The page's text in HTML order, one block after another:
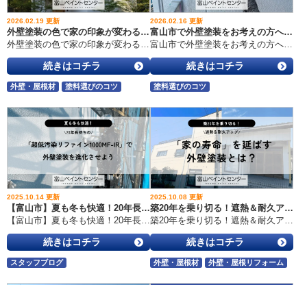
2026.02.19 更新
外壁塗装の色で家の印象が変わる！グレー・ベージュ・白は汚れやすい？
外壁塗装の色で家の印象が変わる！グレー・ベージュ・白は汚れやすい？ こんにちは。富山市の外壁塗装・屋根工事・雨漏り専門店、富山ペイントセンターです！！いつもブログをお読みいただき、ありがとうございます。 富山市で外壁塗装を検討しているお客様の多くが、「グレー・ベージュ・白は汚れやすいのか知りたい」と悩んでいます。外壁塗装は10年から15年に1回の大きな工事です。外壁塗装の色選びで失敗すると、長い期間後悔が続きます。 この記事では、外壁塗装で人気のグレー・ベージュ・白の印象の違い、汚れやすさの比較、屋根との相性、実際の施工事例、色決めの手順まで詳しく解説します。 この記事を読むと、富山市の気候に合う外壁塗装の色が分かります。汚れにくい色の選び方も理解できます。 屋根塗装・外壁塗装を検討中の方はぜひ最後まで読んでみてください！ この記事を書いた人 中陳 武（ナカゼ タケシ） 富山ペイントセンター代表。外壁塗装・防水・雨漏り一筋30年以上の現場派社長です。防水施工技能士1級・雨漏り診断士として、富山の雪・湿気・寒暖差に本気で向き合ってきました。売るためより、“あとで後悔しない工事”を大切にしています。 2. 外壁塗装の色で家の印象はどう変わる？【外壁塗装 富山市 色選び】 外壁塗装は建物の第一印象を決めます。外壁塗装の色は面積が大きいため、見た目の印象に強く影響します。 グレーの外壁塗装が与える印象 グレーの外壁塗装は落ち着きと高級感を演出します。近年の新築住宅では、グレー系が増えています。富山市の住宅街でもモダン住宅の多くがグレーを選択しています。 グレーは白と黒の中間色です。グレーは光の反射を抑えます。グレーは重厚感を出します。 実際に富山市で外壁塗装を行ったお客様は、「新築のように見える」と感想を伝えてくれました。 ベージュの外壁塗装が与える印象 ベージュの外壁塗装は温かみを演出します。ベージュは日本の住宅に多い色です。ベージュは周囲の景観になじみます。 ベージュは無難な色という印象があります。ベージュは飽きにくい色でもあります。 富山市の分譲地ではベージュの外壁塗装が多く見られます。 白の外壁塗装が与える印象 白の外壁塗装は清潔感があります。白は明るさを強調します。白は家を大きく見せる効果があります。 しかし白は汚れが目立ちやすい色でもあります。白は雨だれの黒い筋が見えやすいです。 富山市の積雪地域では、白い外壁塗装は雪景色と相性が良いというメリットもあります。 3. 外壁塗装 グレー・ベージュ・白は汚れやすい？【外壁塗装 富山市 比較】 外壁塗装の色選びでは、汚れやすさが重要です。 外壁塗装が汚れる原因 外壁塗装が汚れる原因は雨だれ、カビ、コケ、排気ガスです。富山市は年間降水日数が多い地域です。富山市は湿気も多い地域です。そのため外壁塗装には汚れが付着しやすい環境です。 白の外壁塗装は汚れやすいのか 白の外壁塗装は汚れが目立ちやすいです。白は黒い汚れと対比が強くなります。雨だれの筋が目立ちます。 実際に富山市で白の外壁塗装を施工した住宅では、北面にコケが発生しました。北面は日当たりが悪いからです。 グレーの外壁塗装は汚れにくいのか グレーの外壁塗装は汚れが目立ちにくいです。グレーは中間色です。排気ガスの汚れと近い色です。 グレーは万能ではありません。明るすぎるグレーは雨だれが見えます。 ベージュの外壁塗装はバランス型 ベージュの外壁塗装は汚れが比較的目立ちにくいです。ベージュは土や砂の色に近いです。 富山市で外壁塗装を行った現場では、ベージュは10年経過後も美観が保たれていました。 4. 外壁塗装と屋根の相性【外壁塗装 富山市 屋根工事】 外壁塗装は屋根との組み合わせが重要です。屋根とのバランスが悪いと違和感が出ます。 屋根がブラックの場合の外壁塗装 ブラックの屋根にはグレーや白が合います。コントラストがはっきりします。 屋根がブラウンの場合の外壁塗装 ブラウンの屋根にはベージュが合います。統一感が出ます。 屋根工事と外壁塗装を同時に行うと足場代を1回分にできます。足場費用は約15万円から20万円です。費用削減にもつながります。 5. 外壁塗装の施工事例【外壁塗装 富山市 事例】 富山市で外壁塗装を行った実例を紹介します。 富山市 K様 外装改修工事 グレーの外壁塗装を選んだ住宅は築15年以上でした。塗り替え後は新築のような外観になりました。 射水市 M様 外壁塗装工事 ベージュの外壁塗装を選んだ住宅は築15年以上でした。落ち着いた印象になりました。 富山市 O様 外壁塗装 屋根塗装 白の外壁塗装を選んだ住宅は築20年でした。明るい印象に変わりました。 筆者は現場でお客様の笑顔を何度も見ています。外壁塗装は見た目だけでなく気持ちも変えます。 6. 外壁塗装の色決め手順【外壁塗装 富山市 カラーシミュレーション】 外壁塗装で後悔しないための手順を紹介します。 ① 汚れやすさを理解する② 屋根とのバランスを考える③ 周囲の景観を見る④ 面積効果を確認する⑤ カラーシミュレーションを行う カラーシミュレーションでは実際の住宅写真を使用します。色の失敗を防げます。 7. まとめ 外壁塗装の色選びは家の印象を大きく変えます。グレーは落ち着きがあります。ベージュは安心感があります。白は清潔感があります。 外壁塗装では富山市の気候も考慮する必要があります。屋根との相性も重要です。 色選びで迷った場合は専門店への相談が安心です。 富山市で外壁塗装・屋根工事・雨漏りをご検討されている方は、是非この記事を参考にしてください！富山市で外壁塗装・屋根工事・雨漏りなら富山ペイントセンターへおまかせください！
続きはコチラ
外壁・屋根材 塗料選びのコツ
2026.02.16 更新
富山市で外壁塗装をお考えの方へ｜塗装を長持ちさせる下地処理の重要性
富山市で外壁塗装をお考えの方へ｜塗装を長持ちさせる下地処理の重要性 こんにちは。富山市の外壁塗装・屋根工事・雨漏り専門店、富山ペイントセンターです！！いつもブログをお読みいただき、ありがとうございます。 富山市で外壁塗装を検討しているお客様に、まず質問があります。 「一番高い塗料を選べば安心」そのように考えていませんか？ 気持ちはよく分かります。外壁塗装は安い買い物ではありません。 しかし、外壁塗装を長持ちさせる本当のカギは塗料ではありません。 外壁塗装の寿命を左右するのは、下地処理の重要性です。 この記事では、富山市の気候を踏まえながら、外壁塗装を長持ちさせるために欠かせない下地処理について分かりやすく解説します。 外壁塗装で後悔したくない方、これから見積りを取ろうと考えている方、ぜひ最後まで読んでください。 この記事を書いた人 中陳 武（ナカゼ タケシ） 富山ペイントセンター代表。外壁塗装・防水・雨漏り一筋30年以上の現場派社長です。防水施工技能士1級・雨漏り診断士として、富山の雪・湿気・寒暖差に本気で向き合ってきました。売るためより、“あとで後悔しない工事”を大切にしています。 目次 富山市で外壁塗装を検討中の方が知っておくべき下地処理の重要性 外壁塗装の下地処理を怠ると起きる失敗事例 外壁塗装を長持ちさせる具体的な下地処理工程 富山市の気候と外壁塗装の関係 外壁塗装で失敗しない業者選びのポイント まとめ 1. 富山市で外壁塗装を検討中の方が知っておくべき下地処理の重要性 結論からお伝えします。 外壁塗装は下地処理で決まります。 大げさでは？と思う方もいるかもしれませんが、 どれだけ高性能な塗料を選んでも、下地処理が甘い外壁塗装は長持ちしません。 外壁塗装は色を塗る工事ではありません。塗料を外壁に密着させる工事です。 富山市は年間を通して湿度が高い地域です。冬は積雪があります。凍結と融解を繰り返す環境は、外壁にとって厳しい条件です。 その環境に耐えられる外壁塗装を実現するために、下地処理の重要性は非常に高いです。 2. 外壁塗装の下地処理を怠ると起きる失敗事例 少し本音を言います。 外壁塗装のトラブルの多くは、下地処理不足が原因です。 3年以内に剥がれるケース 富山市内で実際にあった事例です。 他社で外壁塗装を行った住宅で、施工から2年で塗膜が浮きました。原因は高圧洗浄不足でした。 汚れが残ったまま塗装を行うと、密着不良が起きます。 ひび割れが再発するケース クラック補修を十分に行わない外壁塗装は、ひび割れが再発します。 富山市は凍害地域です。水分が凍ると体積は約1.1倍になります。 小さなひび割れも広がります。 外壁塗装は見た目を整えるだけの工事ではありません。建物を守る工事です。 3. 外壁塗装を長持ちさせる具体的な下地処理工程 では、どのような下地処理が必要なのでしょうか。 高圧洗浄 150kgf/㎠前後の圧力で汚れや旧塗膜を除去します。洗浄不足は密着不良の原因です。 [caption id="attachment_2268" align="alignleft" width="300"] クラック（ひび割れ）[/caption] クラック補修 幅0.3mm以上のひび割れは補修が必要です。シーリング材や樹脂を使用します。 シーリング工事 シーリングの耐用年数は約10年です。外壁塗装と同時に打ち替えを行うことで、防水性能が向上します。 下塗り 下塗りは接着剤の役割を持ちます。外壁材に合った下塗り材を選定することが重要です。 外壁塗装は3回塗りが基本です。下塗り・中塗り・上塗りを丁寧に行うことで耐久性が高まります。 4. 富山市の気候と外壁塗装の関係 富山市は降水量が多い地域です。湿度が80％以上になる日もあります。 湿度が高い状態で外壁塗装を行うと、乾燥不良が起きやすくなります。 冬季施工では乾燥時間を通常の1.5倍確保します。 富山市で外壁塗装を成功させるためには、気候を理解した施工計画が必要です。 5. 外壁塗装で失敗しない業者選びのポイント 外壁塗装の見積書に「下地処理一式」と書かれている場合は注意が必要です。 数量や内容が具体的に記載されているか確認してください。 現地調査に60分以上かける業者は信頼できる傾向があります。 施工写真の提出がある業者は品質管理を徹底しています。 外壁塗装は価格だけで判断しないことが大切です。 6. まとめ 外壁塗装を長持ちさせるカギは下地処理の重要性にあります。 富山市の気候は外壁にとって厳しい環境です。その環境に耐えられる外壁塗装を実現するためには、丁寧な下地処理が必要です。 外壁塗装を検討している方は、見積書の下地処理内容を必ず確認してください。 富山市で外壁塗装・屋根工事・雨漏りをご検討されている方は、是非この記事を参考にしてください！富山市で外壁塗装・屋根工事・雨漏りなら富山ペイントセンターへおまかせください！
続きはコチラ
塗料選びのコツ
2025.10.14 更新
【富山市】夏も冬も快適！20年長持ちの「超低汚染リファイン1000MF-IR」で外壁塗装を進化させよう
【富山市】夏も冬も快適！20年長持ちの「超低汚染リファイン1000MF-IR」で外壁塗装を進化させよう こんにちは！富山市の外壁塗装・屋根工事・雨漏り専門店、富山ペイントセンターです。いつもブログを読んでくださってありがとうございます！ 「そろそろ外壁塗装のタイミングだけど、次こそ長持ちする塗料を選びたい…」「夏の暑さ、どうにかならないかな？」 そんなお悩み、ありませんか？実はこのお悩み、富山市のお客様から本当によくいただく声なんです。 そこで今回は、“20年以上持つ耐久性”と“夏の熱を抑える遮熱効果”を両立した最新塗料をご紹介します！実際に富山市で使われている高耐久・高遮熱塗料 「超低汚染リファイン1000MF-IR」 の施工事例を交えて、その魅力を徹底解説します。 この記事を読めば、
続きはコチラ
スタッフブログ
2025.10.08 更新
築20年を乗り切る！遮熱＆耐久アップで「家の寿命」を延ばす外壁塗装とは？
築20年を乗り切る！遮熱＆耐久アップで「家の寿命」を延ばす外壁塗装とは？ こんにちは、富山市の外壁塗装・屋根工事・雨漏り専門店富山ペイントセンターです！ 「もうすぐ築20年…。うちもそろそろ塗り替え時期？」「せっかくお金をかけるなら、“長持ち”も“快適さ”も手に入れたい！」 そんなふうに悩んでいる方、多いのではないでしょうか？ この記事では、築20年を迎えた家が抱えるリアルなリスクと、外壁塗装で断熱性・耐久性をアップさせた成功事例＆費用目安を、分かりやすくご紹介します。 この記事を読むとわかること 築20年で外壁塗装が必要になる理由 遮熱性＆耐久性を上げたリアルな施工事例 富山市の外壁塗装費用の相場と、失敗しない選び方 第1章｜築20年の外壁、放っておくとどうなる？ 外壁塗装は「家の化粧直し」ではなく、建物を守る防具です。特に富山市のように、雨・雪・寒暖差が激しい地域では、外壁の劣化スピードが速いのが特徴。 築20年を過ぎると、多くの住宅にこんなサインが現れます
続きはコチラ
外壁・屋根材
外壁・屋根リフォーム